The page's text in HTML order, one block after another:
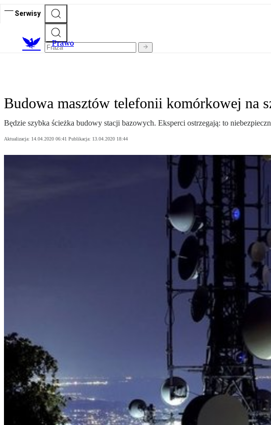
Serwisy
Prawo
Budowa masztów telefonii komórkowej na
Będzie szybka ścieżka budowy stacji bazowych. Eksperci ostrzegają: to
Aktualizacja: 14.04.2020 06:41 Publikacja: 13.04.2020 18:44